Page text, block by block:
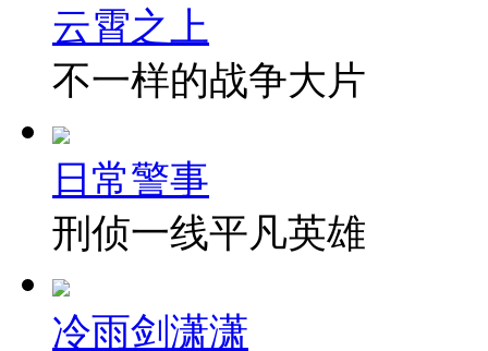
云霄之上
不一样的战争大片
日常警事
刑侦一线平凡英雄
冷雨剑潇潇